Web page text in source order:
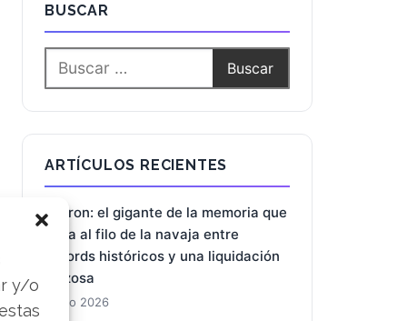
y/o
BUSCAR
ARTÍCULOS RECIENTES
Micron: el gigante de la memoria que
baila al filo de la navaja entre